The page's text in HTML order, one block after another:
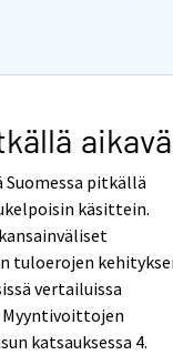
pitkällä
käsittein.
tuloerojen
vertailuissa
katsauksessa 4.